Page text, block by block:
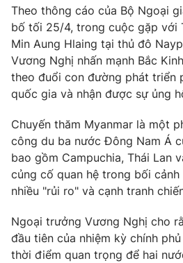
Sản phẩm
Thị trường
Tư vấn
Lịch phát sóng
Chuyên mục khác
Photo
Video
VTV Money VTV
Theo thông cáo của Bộ Ngoại
bố tối 25/4, trong cuộc gặp với
Min Aung Hlaing tại thủ đô
Vương Nghị nhấn mạnh Bắc
theo đuổi con đường phát triển
quốc gia và nhận được sự ủng
Chuyến thăm Myanmar là một
công du ba nước Đông Nam Á
bao gồm Campuchia, Thái Lan
củng cố quan hệ trong bối
nhiều "rủi ro" và cạnh tranh
Ngoại trưởng Vương Nghị cho
đầu tiên của nhiệm kỳ chính
thời điểm quan trọng để hai